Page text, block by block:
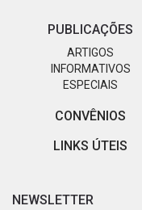
PUBLICAÇÕES
ARTIGOS
INFORMATIVOS
ESPECIAIS
CONVÊNIOS
LINKS ÚTEIS
NEWSLETTER